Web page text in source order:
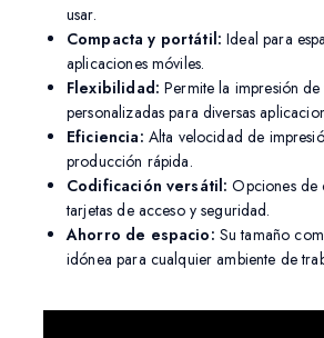
usar.
Compacta y portátil: Ideal para
aplicaciones móviles.
Flexibilidad: Permite la impresión de
personalizadas para diversas
Eficiencia: Alta velocidad de
producción rápida.
Codificación versátil: Opciones de
tarjetas de acceso y seguridad.
Ahorro de espacio: Su tamaño
idónea para cualquier ambiente de